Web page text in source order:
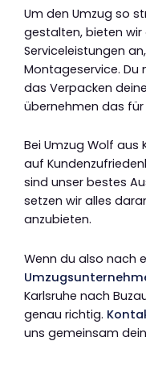
Um den Umzug so
gestalten, bieten wir
Serviceleistungen
Montageservice.
das Verpacken
übernehmen das für
Bei Umzug Wolf aus
auf
sind unser bestes
setzen wir alles
anzubieten.
Wenn du also nach
Karlsruhe nach
genau richtig.
uns gemeinsam